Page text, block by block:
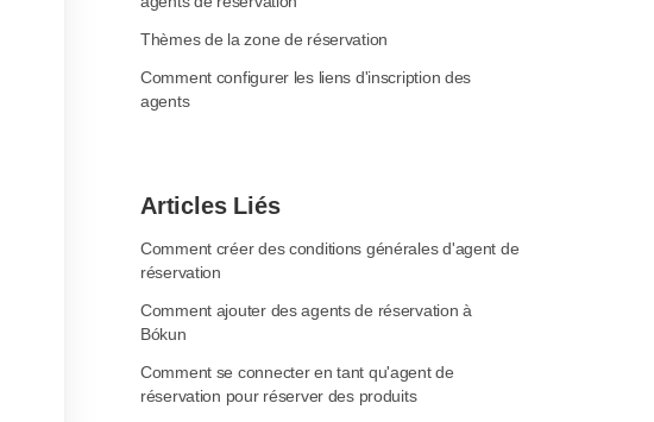
Thèmes de la zone de réservation
Comment configurer les liens d'inscription des
agents
Articles Liés
Comment créer des conditions générales d'agent de
réservation
Comment ajouter des agents de réservation à
Bókun
Comment se connecter en tant qu'agent de
réservation pour réserver des produits